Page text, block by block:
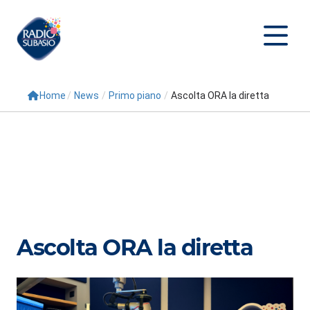
Cerca
Conduttori
Repliche
Home / News / Primo piano / Ascolta ORA la diretta
Ascolta ORA la diretta